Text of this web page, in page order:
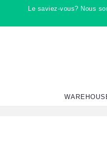
contenu
Le saviez-vous? Nous